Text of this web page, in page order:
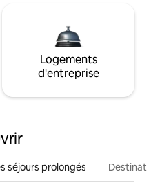
Logements
d'entreprise
séjours prolongés